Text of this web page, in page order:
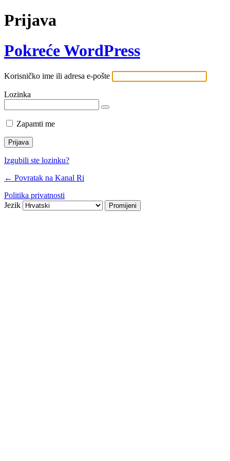
Prijava
Pokreće WordPress
Korisničko ime ili adresa e-pošte
Lozinka
Zapamti me
Izgubili ste lozinku?
← Povratak na Kanal Ri
Politika privatnosti
Jezik